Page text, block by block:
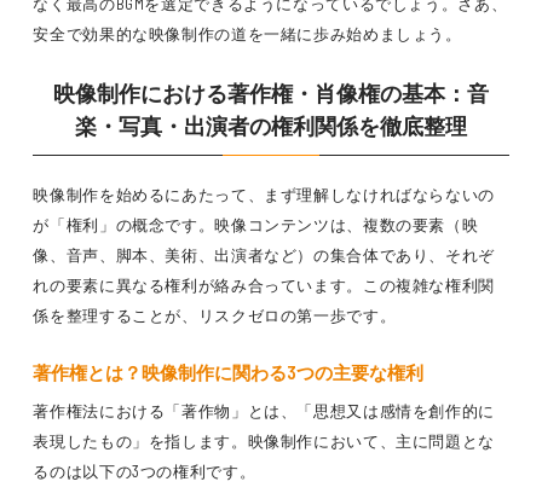
安全で効果的な映像制作の道を一緒に歩み始めましょう。
映像制作における著作権・肖像権の基本：音
楽・写真・出演者の権利関係を徹底整理
映像制作を始めるにあたって、まず理解しなければならないの
が「権利」の概念です。映像コンテンツは、複数の要素（映
像、音声、脚本、美術、出演者など）の集合体であり、それぞ
れの要素に異なる権利が絡み合っています。この複雑な権利関
係を整理することが、リスクゼロの第一歩です。
著作権とは？映像制作に関わる3つの主要な権利
著作権法における「著作物」とは、「思想又は感情を創作的に
表現したもの」を指します。映像制作において、主に問題とな
るのは以下の3つの権利です。